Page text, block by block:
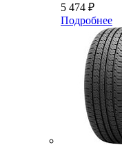
5 474 ₽
Подробнее